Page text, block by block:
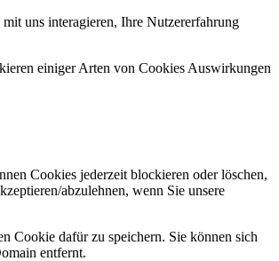
uns interagieren, Ihre Nutzererfahrung
einiger Arten von Cookies Auswirkungen
Cookies jederzeit blockieren oder löschen,
abzulehnen, wenn Sie unsere
Cookie dafür zu speichern. Sie können sich
entfernt.